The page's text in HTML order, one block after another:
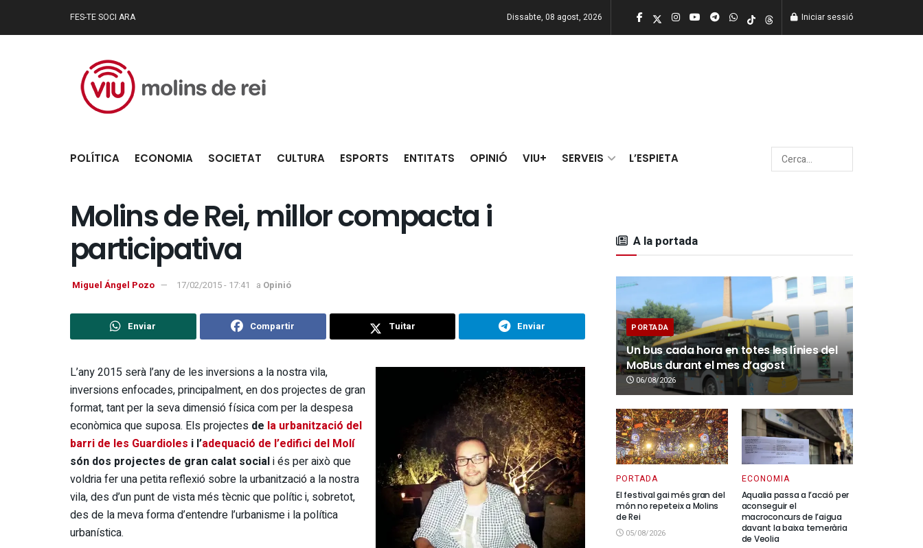
FES-TE SOCI ARA Dissabte, 08 agost, 2026 Iniciar sessió
POLÍTICA ECONOMIA SOCIETAT CULTURA ESPORTS ENTITATS OPINIÓ VIU+ SERVEIS L’ESPIETA
Molins de Rei, millor compacta i
participativa
Miguel Ángel Pozo 17/02/2015 - 17:41 a Opinió
Enviar Compartir Tuitar Enviar
L’any 2015 serà l’any de les inversions a la nostra vila,
inversions enfocades, principalment, en dos projectes de gran
format, tant per la seva dimensió física com per la despesa
econòmica que suposa. Els projectes de la urbanització del
barri de les Guardioles i l’adequació de l’edifici del Molí
són dos projectes de gran calat sociali és per això que
voldria fer una petita reflexió sobre la urbanització a la nostra
vila, des d’un punt de vista més tècnic que polític i, sobretot,
des de la meva forma d’entendre l’urbanisme i la política
urbanística.
A la portada
PORTADA
Un bus cada hora en totes les línies del
MoBus durant el mes d’agost
06/08/2026
PORTADA
El festival gai més gran del
món no repeteix a Molins
de Rei
05/08/2026
ECONOMIA
Aqualia passa a l’acció per
aconseguir el
macroconcurs de l’aigua
davant la baixa temerària
de Veolia